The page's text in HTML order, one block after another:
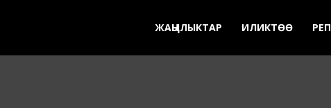
ЖАҢЫЛЫКТАР ИЛИКТӨӨ